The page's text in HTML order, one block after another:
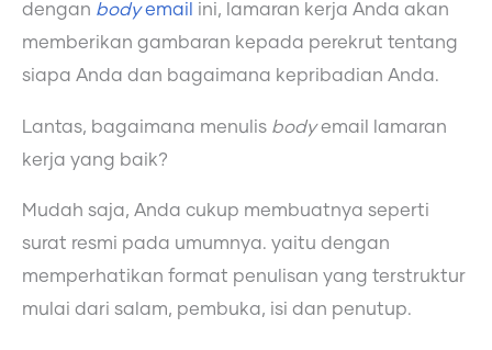
dengan bodyemail ini, lamaran kerja Anda akan
memberikan gambaran kepada perekrut tentang
siapa Anda dan bagaimana kepribadian Anda.
Lantas, bagaimana menulis bodyemail lamaran
kerja yang baik?
Mudah saja, Anda cukup membuatnya seperti
surat resmi pada umumnya. yaitu dengan
memperhatikan format penulisan yang terstruktur
mulai dari salam, pembuka, isi dan penutup.